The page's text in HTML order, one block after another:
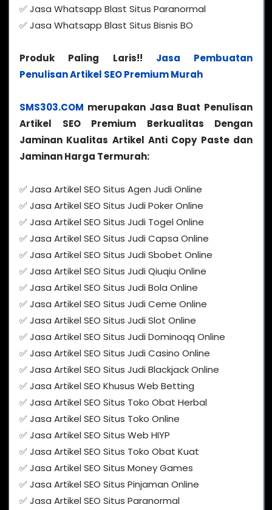
✅ Jasa Whatsapp Blast Situs Paranormal
✅ Jasa Whatsapp Blast Situs Bisnis BO
Produk Paling Laris!! Jasa Pembuatan
Penulisan Artikel SEO Premium Murah
SMS303.COM merupakan Jasa Buat Penulisan
Artikel SEO Premium Berkualitas Dengan
Jaminan Kualitas Artikel Anti Copy Paste dan
Jaminan Harga Termurah:
✅ Jasa Artikel SEO Situs Agen Judi Online
✅ Jasa Artikel SEO Situs Judi Poker Online
✅ Jasa Artikel SEO Situs Judi Togel Online
✅ Jasa Artikel SEO Situs Judi Capsa Online
✅ Jasa Artikel SEO Situs Judi Sbobet Online
✅ Jasa Artikel SEO Situs Judi Qiuqiu Online
✅ Jasa Artikel SEO Situs Judi Bola Online
✅ Jasa Artikel SEO Situs Judi Ceme Online
✅ Jasa Artikel SEO Situs Judi Slot Online
✅ Jasa Artikel SEO Situs Judi Dominoqq Online
✅ Jasa Artikel SEO Situs Judi Casino Online
✅ Jasa Artikel SEO Situs Judi Blackjack Online
✅ Jasa Artikel SEO Khusus Web Betting
✅ Jasa Artikel SEO Situs Toko Obat Herbal
✅ Jasa Artikel SEO Situs Toko Online
✅ Jasa Artikel SEO Situs Web HIYP
✅ Jasa Artikel SEO Situs Toko Obat Kuat
✅ Jasa Artikel SEO Situs Money Games
✅ Jasa Artikel SEO Situs Pinjaman Online
✅ Jasa Artikel SEO Situs Paranormal